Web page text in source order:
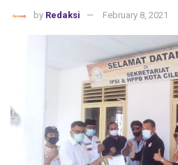
by Redaksi February 8, 2021